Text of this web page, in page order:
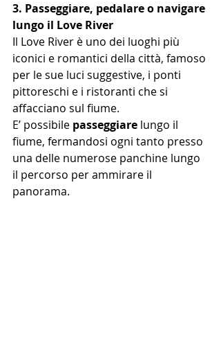
3. Passeggiare, pedalare o navigare
lungo il Love River
Il Love River è uno dei luoghi più
iconici e romantici della città, famoso
per le sue luci suggestive, i ponti
pittoreschi e i ristoranti che si
affacciano sul fiume.
E’ possibile passeggiare lungo il
fiume, fermandosi ogni tanto presso
una delle numerose panchine lungo
il percorso per ammirare il
panorama.